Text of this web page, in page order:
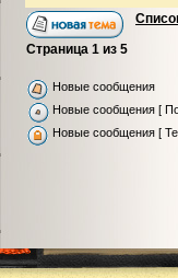
Страница 1 из 5
Новые сообщения
Новые сообщения [
Новые сообщения [